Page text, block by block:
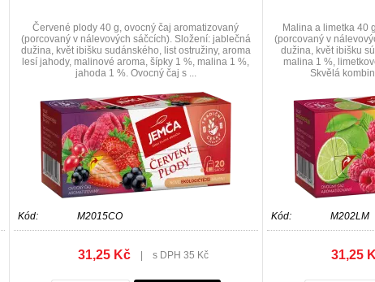
Červené plody 40 g, ovocný čaj aromatizovaný
(porcovaný v nálevových sáčcích). Složení: jablečná
dužina, květ ibišku sudánského, list ostružiny, aroma
lesí jahody, malinové aroma, šípky 1 %, malina 1 %,
jahoda 1 %. Ovocný čaj s ...
Kód: M2015CO
31,25 Kč s DPH 35 Kč
Malina a limetka 40
(porcovaný v
dužina, květ ibišku
malina 1 %,
Skvělá
Kód: M202LM
31,25